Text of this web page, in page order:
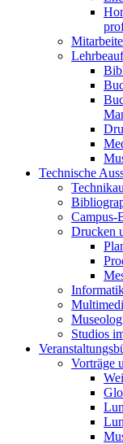
Technische
Campus-
Drucken
Studios
Vorträge